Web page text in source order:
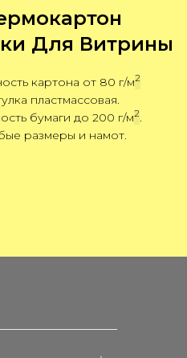
Для Витрины
картона от 80 г/м2
пластмассовая.
бумаги до 200 г/м2.
размеры и намот.